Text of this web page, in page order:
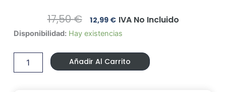
17,50€ El
Precio
Original
Era:
17,50 €.
12,99 €El
Precio
Actual
Es:
12,99 €.
IVA No Incluido
Disponibilidad: Hay existencias
Expositor
Hojas
cortacallos
pollie
Añadir Al Carrito